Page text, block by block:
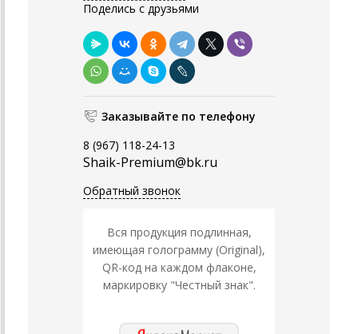
Поделись с друзьями
Заказывайте по телефону
8 (967) 118-24-13
Shaik-Premium@bk.ru
Обратный звонок
Вся продукция подлинная,
имеющая голограмму (Original),
QR-код на каждом флаконе,
маркировку "Честный знак".